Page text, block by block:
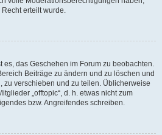
erteilt wurde.
es, das Geschehen im Forum zu beobachten.
Beiträge zu ändern und zu löschen und
zu verschieben und zu teilen. Üblicherweise
„offtopic“, d. h. etwas nicht zum
bzw. Angreifendes schreiben.